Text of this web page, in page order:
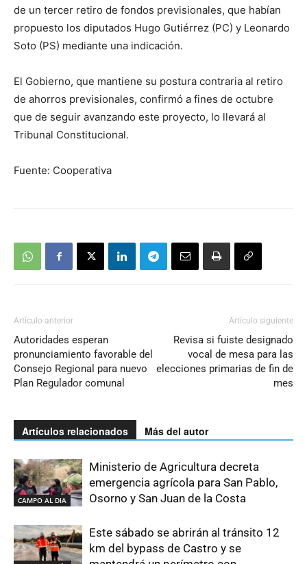
de un tercer retiro de fondos previsionales, que habían
propuesto los diputados Hugo Gutiérrez (PC) y Leonardo
Soto (PS) mediante una indicación.
El Gobierno, que mantiene su postura contraria al retiro
de ahorros previsionales, confirmó a fines de octubre
que de seguir avanzando este proyecto, lo llevará al
Tribunal Constitucional.
Fuente: Cooperativa
Artículo anterior
Autoridades esperan
pronunciamiento favorable del
Consejo Regional para nuevo
Plan Regulador comunal
Artículo siguiente
Revisa si fuiste designado
vocal de mesa para las
elecciones primarias de fin de
mes
Artículos relacionados Más del autor
CAMPO AL DIA
Ministerio de Agricultura decreta
emergencia agrícola para San Pablo,
Osorno y San Juan de la Costa
Este sábado se abrirán al tránsito 12
km del bypass de Castro y se